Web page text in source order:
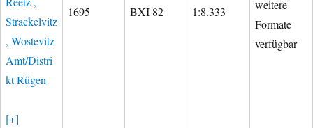
Strackelvitz
, Wostevitz
Amt/Distri
kt Rügen
[+]
1695 BXI 82 1:8.333
weitere
Formate
verfügbar